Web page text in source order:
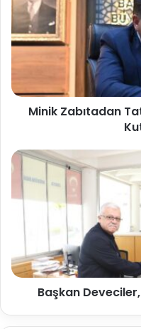
Minik Zabıtadan
Başkan Deveciler,